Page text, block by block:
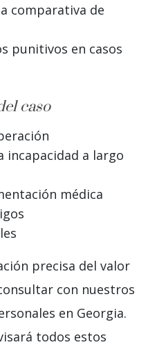
comparativa de
punitivos en casos
caso
incapacidad a largo
médica
precisa del valor
con nuestros
en Georgia.
todos estos